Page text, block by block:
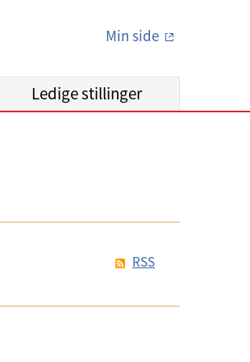
Min side
Ledige stillinger
RSS